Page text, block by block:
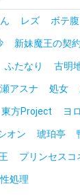
レズ ボテ腹
新妹魔王の契
ふたなり
古明
アスナ 処女
東方Project
ヨ
オン 琥珀亭
プリンセスコ
性処理